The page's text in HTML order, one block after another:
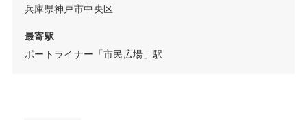
兵庫県神戸市中央区
最寄駅
ポートライナー「市民広場」駅